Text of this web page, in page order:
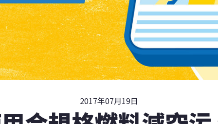
2017年07月19日